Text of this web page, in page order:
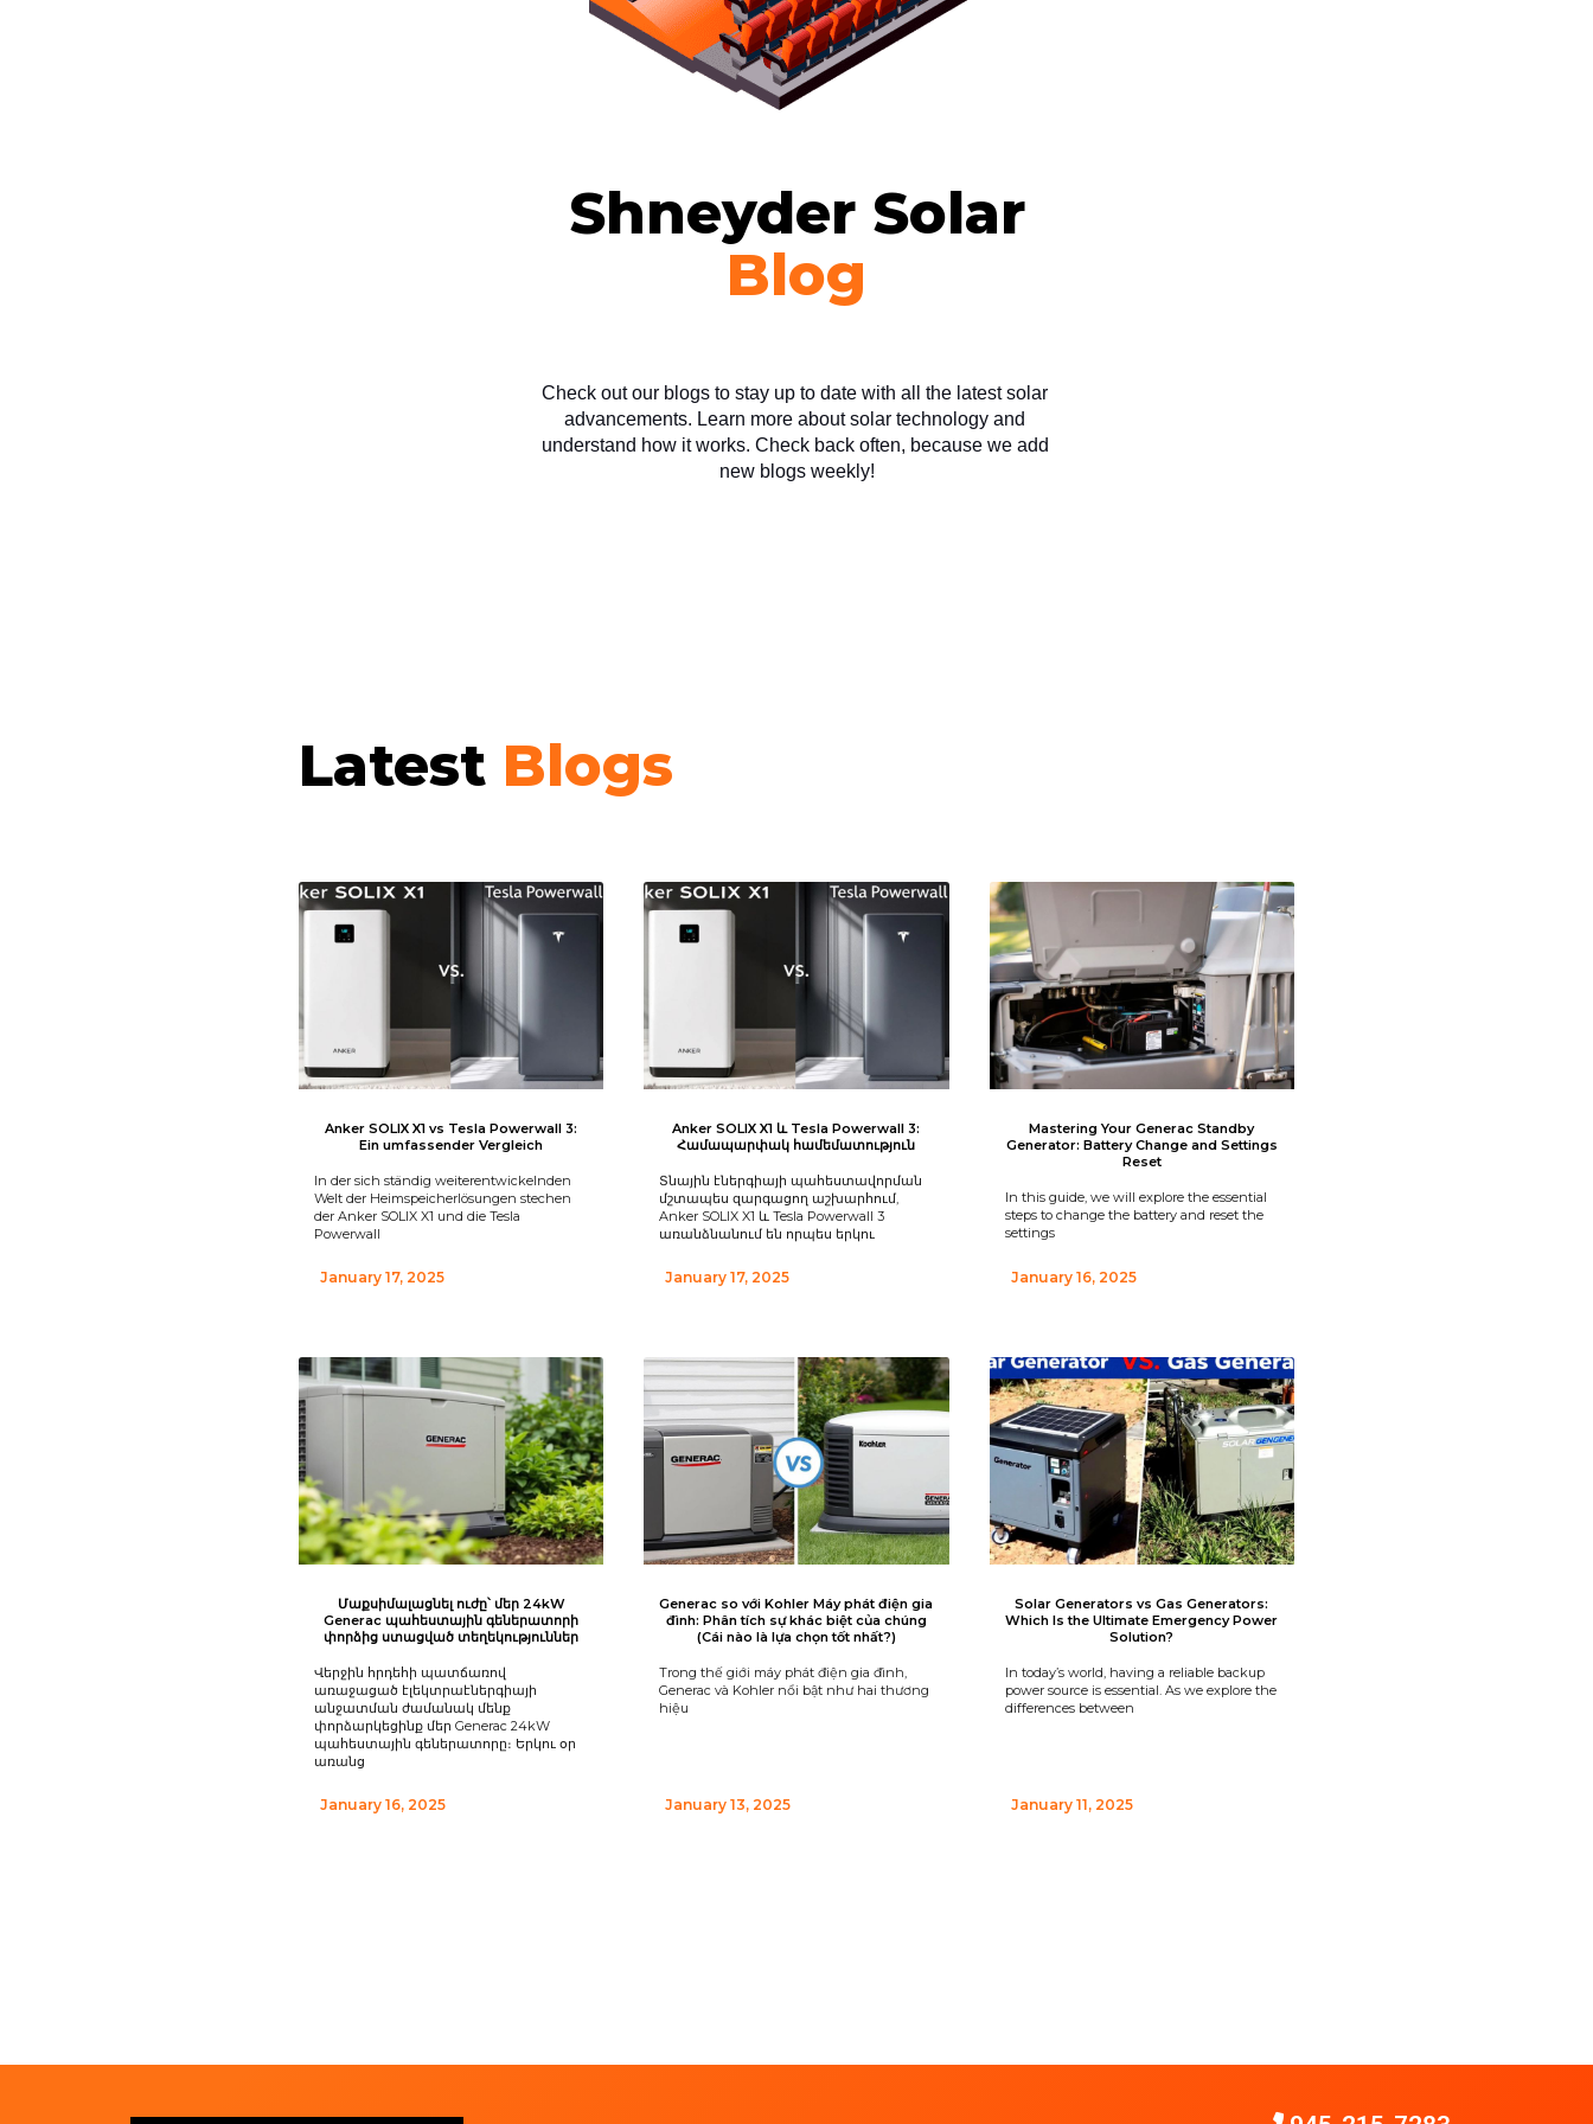
Shneyder Solar
Blog
Check out our blogs to stay up to date with all the latest solar
advancements. Learn more about solar technology and
understand how it works. Check back often, because we add
new blogs weekly!
Latest Blogs
Anker SOLIX X1 vs Tesla Powerwall 3:
Ein umfassender Vergleich
In der sich ständig weiterentwickelnden
Welt der Heimspeicherlösungen stechen
der Anker SOLIX X1 und die Tesla
Powerwall
January 17, 2025
Anker SOLIX X1 և Tesla Powerwall 3:
Համապարփակ համեմատություն
Տնային էներգիայի պահեստավորման
մշտապես զարգացող աշխարհում,
Anker SOLIX X1 և Tesla Powerwall 3
առանձնանում են որպես երկու
January 17, 2025
Mastering Your Generac Standby
Generator: Battery Change and Settings
Reset
In this guide, we will explore the essential
steps to change the battery and reset the
settings
January 16, 2025
Մաքսիմալացնել ուժը՝ մեր 24kW
Generac պահեստային գեներատորի
փորձից ստացված տեղեկություններ
Վերջին հրդեհի պատճառով
առաջացած էլեկտրաէներգիայի
անջատման ժամանակ մենք
փորձարկեցինք մեր Generac 24kW
պահեստային գեներատորը։ Երկու օր
առանց
January 16, 2025
Generac so với Kohler Máy phát điện gia
đình: Phân tích sự khác biệt của chúng
(Cái nào là lựa chọn tốt nhất?)
Trong thế giới máy phát điện gia đình,
Generac và Kohler nổi bật như hai thương
hiệu
January 13, 2025
Solar Generators vs Gas Generators:
Which Is the Ultimate Emergency Power
Solution?
In today’s world, having a reliable backup
power source is essential. As we explore the
differences between
January 11, 2025